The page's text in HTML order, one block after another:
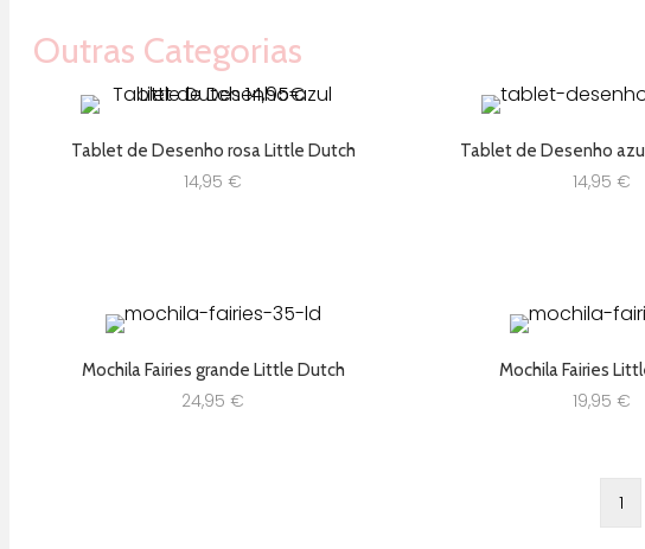
Outras Categorias
Tablet de Desenho rosa Little Dutch
14,95 €
Tablet de Desenho
14,95 €
Mochila Fairies grande Little Dutch
24,95 €
Mochila Fairies
19,95 €
1